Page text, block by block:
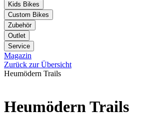
Kids Bikes
Custom Bikes
Zubehör
Outlet
Service
Magazin
Zurück zur Übersicht
Heumödern Trails
Heumödern Trails